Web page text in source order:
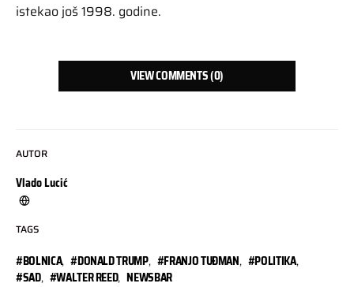
AUTOR
Vlado Lucić
TAGS
#BOLNICA, #DONALD TRUMP, #FRANJO TUĐMAN, #POLITIKA,
#SAD, #WALTER REED, NEWSBAR
istekao još 1998. godine.
VIEW COMMENTS (0)